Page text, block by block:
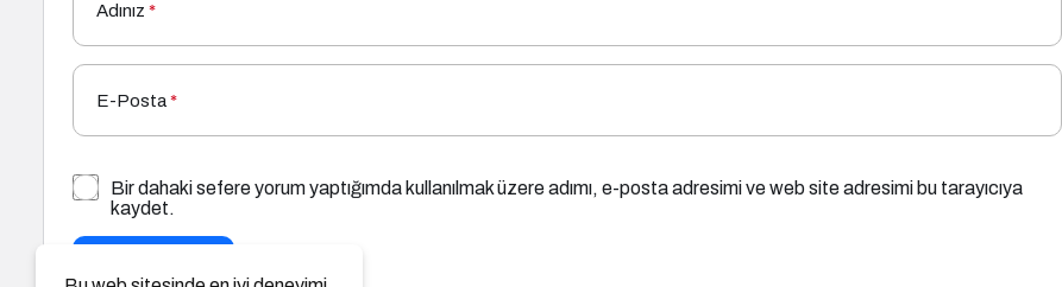
Adınız *
E-Posta*
Bir dahaki sefere yorum yaptığımda kullanılmak üzere adımı, e-posta adresimi ve web site adresimi bu tarayıcıya
kaydet.